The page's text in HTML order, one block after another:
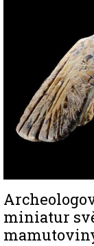
miniatur